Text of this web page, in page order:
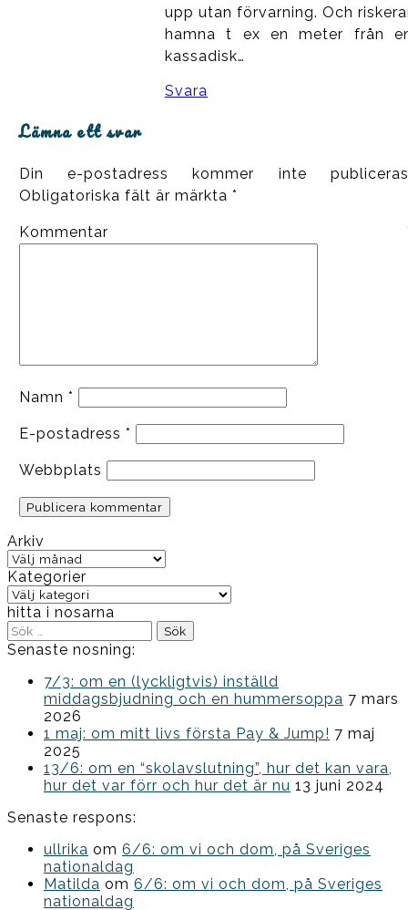
upp utan förvarning. Och
hamna t ex en meter från
kassadisk…
Svara
Lämna ett svar
Din e-postadress kommer inte
Obligatoriska fält är märkta *
Kommentar
Namn *
E-postadress *
Webbplats
Arkiv
Arkiv
Kategorier
Kategorier
hitta i nosarna
Sök
efter:
Senaste nosning:
7/3: om en (lyckligtvis) inställd
middagsbjudning och en hummersoppa 7 mars
2026
1 maj: om mitt livs första Pay & Jump! 7 maj
2025
13/6: om en “skolavslutning”, hur det kan vara,
hur det var förr och hur det är nu 13 juni 2024
Senaste respons:
ullrika om 6/6: om vi och dom, på Sveriges
nationaldag
Matilda om 6/6: om vi och dom, på Sveriges
nationaldag